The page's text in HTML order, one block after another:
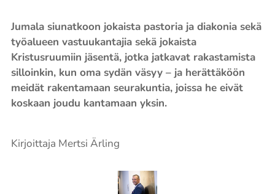
Jumala siunatkoon jokaista pastoria ja diakonia sekä
työalueen vastuukantajia sekä jokaista
Kristusruumiin jäsentä, jotka jatkavat rakastamista
silloinkin, kun oma sydän väsyy – ja herättäköön
meidät rakentamaan seurakuntia, joissa he eivät
koskaan joudu kantamaan yksin.
Kirjoittaja Mertsi Ärling